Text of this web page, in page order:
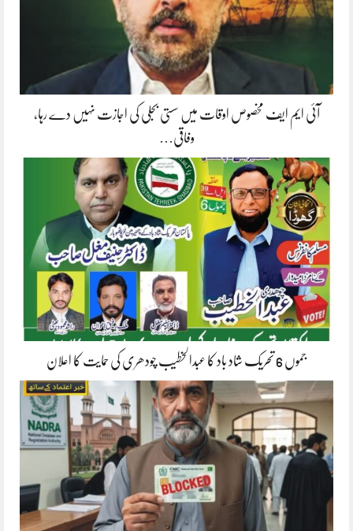
آئی ایم ایف مخصوص اوقات میں سستی بجلی کی اجازت نہیں دے رہا،
وفاقی…
جموں 6 تحریک شاد باد کا عبدالخطیب چودھری کی حمایت کا اعلان